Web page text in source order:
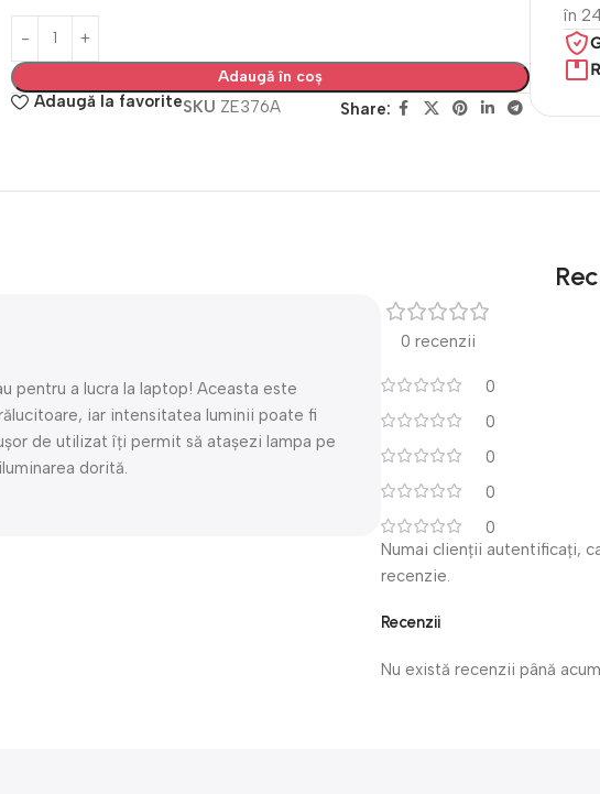
Adaugă în coș
Adaugă la favoriteSKU ZE376A Share:
în
pentru a lucra la laptop! Aceasta este
iar intensitatea luminii poate fi
de utilizat îți permit să atașezi lampa pe
dorită.
0 recenzii
0
0
0
0
0
Recenzii
Nu există recenzii până acum.
Numai clienții autentificați,
recenzie.